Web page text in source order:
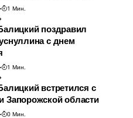
1 Мин.
поздравил
с днем
1 Мин.
встретился с
Запорожской области
0 Мин.